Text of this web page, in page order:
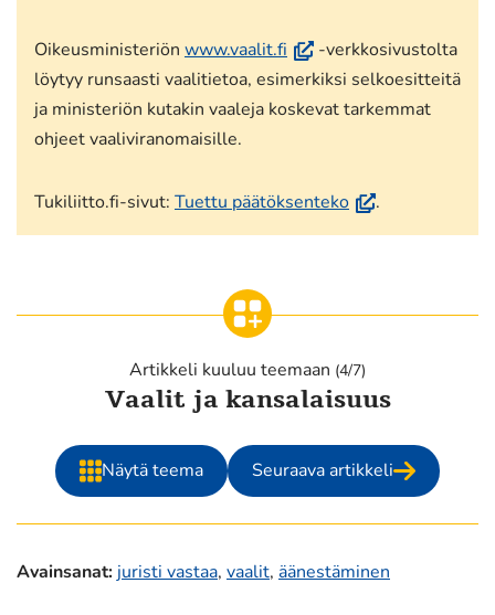
Oikeusministeriön www.vaalit.fi (avautuu
uuteen
ikkunaan,
palveluun)
-verkkosivustolta
löytyy runsaasti vaalitietoa, esimerkiksi selkoesitteitä
ja ministeriön kutakin vaaleja koskevat tarkemmat
ohjeet vaaliviranomaisille.
Tukiliitto.fi-sivut: Tuettu päätöksenteko(avautuu
uuteen
toiseen
.
Artikkeli kuuluu teemaan (4/7)
Vaalit ja kansalaisuus
Näytä teema Seuraava artikkeli
Avainsanat: juristi vastaa, vaalit, äänestäminen